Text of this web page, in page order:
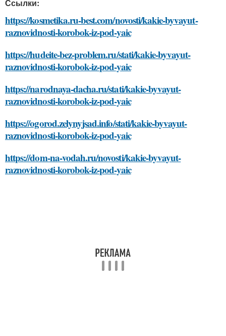
Ссылки:
https://kosmetika.ru-best.com/novosti/kakie-byvayut-
raznovidnosti-korobok-iz-pod-yaic
https://hudeite-bez-problem.ru/stati/kakie-byvayut-
raznovidnosti-korobok-iz-pod-yaic
https://narodnaya-dacha.ru/stati/kakie-byvayut-
raznovidnosti-korobok-iz-pod-yaic
https://ogorod.zelynyjsad.info/stati/kakie-byvayut-
raznovidnosti-korobok-iz-pod-yaic
https://dom-na-vodah.ru/novosti/kakie-byvayut-
raznovidnosti-korobok-iz-pod-yaic